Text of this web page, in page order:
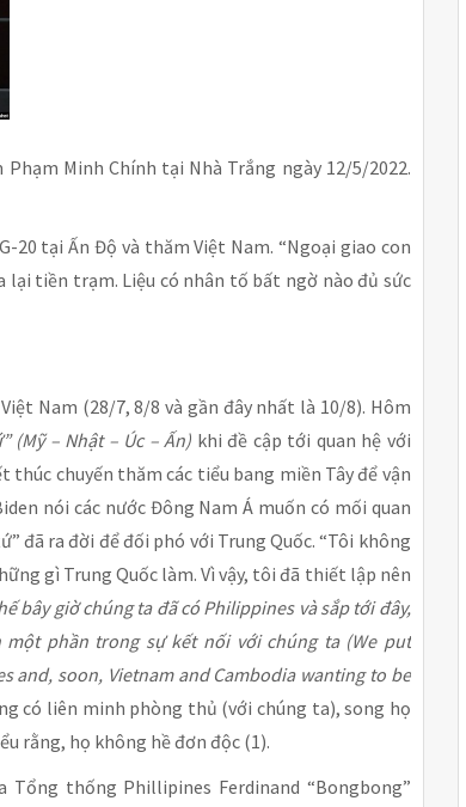
Minh Chính tại Nhà Trắng ngày 12/5/2022.
20 tại Ấn Độ và thăm Việt Nam. “Ngoại giao con
lại tiền trạm. Liệu có nhân tố bất ngờ nào đủ sức
Nam (28/7, 8/8 và gần đây nhất là 10/8). Hôm
(Mỹ – Nhật – Úc – Ấn) khi đề cập tới quan hệ với
chuyến thăm các tiểu bang miền Tây để vận
nói các nước Đông Nam Á muốn có mối quan
đã ra đời để đối phó với Trung Quốc. “Tôi không
gì Trung Quốc làm. Vì vậy, tôi đã thiết lập nên
bây giờ chúng ta đã có Philippines và sắp tới đây,
một phần trong sự kết nối với chúng ta (We put
and, soon, Vietnam and Cambodia wanting to be
có liên minh phòng thủ (với chúng ta), song họ
rằng, họ không hề đơn độc (1).
Tổng thống Phillipines Ferdinand “Bongbong”